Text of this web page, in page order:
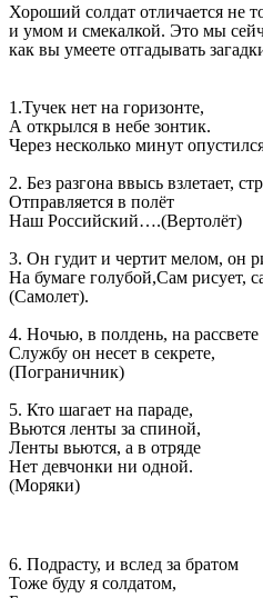
Хороший солдат отличается не
и умом и смекалкой. Это мы
как вы умеете отгадывать
1.Тучек нет на горизонте,
А открылся в небе зонтик.
Через несколько минут
2. Без разгона ввысь взлетает,
Отправляется в полёт
Наш Российский….(Вертолёт)
3. Он гудит и чертит мелом, он
На бумаге голубой,Сам рисует,
(Самолет).
4. Ночью, в полдень, на рассвете
Службу он несет в секрете,
(Пограничник)
5. Кто шагает на параде,
Вьются ленты за спиной,
Ленты вьются, а в отряде
Нет девчонки ни одной.
(Моряки)
6. Подрасту, и вслед за братом
Тоже буду я солдатом,